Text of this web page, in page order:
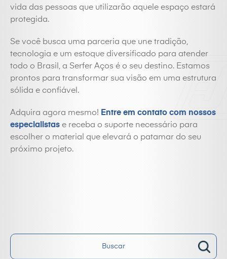
vida das pessoas que utilizarão aquele espaço estará
protegida.
Se você busca uma parceria que une tradição,
tecnologia e um estoque diversificado para atender
todo o Brasil, a Serfer Aços é o seu destino. Estamos
prontos para transformar sua visão em uma estrutura
sólida e confiável.
Adquira agora mesmo! Entre em contato com nossos
especialistas e receba o suporte necessário para
escolher o material que elevará o patamar do seu
próximo projeto.